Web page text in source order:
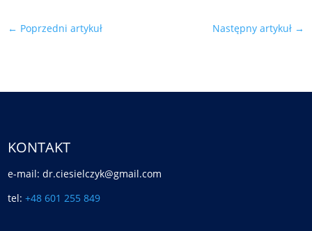
← Poprzedni artykuł Następny artykuł→
KONTAKT
e-mail: dr.ciesielczyk@gmail.com
tel:+48 601 255 849